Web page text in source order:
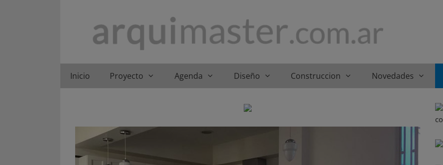
Inicio Proyecto Agenda Diseño Construccion Novedades